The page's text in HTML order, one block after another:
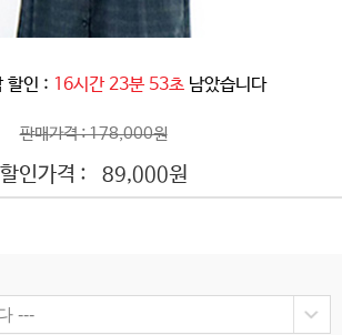
할인 : 16시간 23분 51초 남았습니다
판매가격 : 178,000원
할인가격 : 89,000원